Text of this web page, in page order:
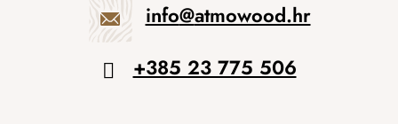
info@atmowood.hr
+385 23 775 506